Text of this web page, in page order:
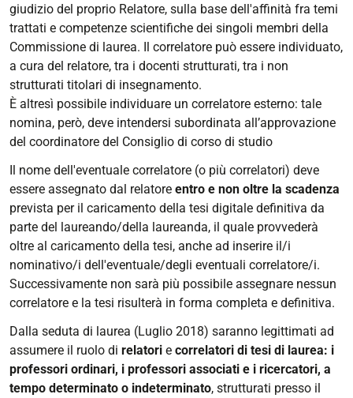
giudizio del proprio Relatore, sulla base dell'affinità fra temi
trattati e competenze scientifiche dei singoli membri della
Commissione di laurea. Il correlatore può essere individuato,
a cura del relatore, tra i docenti strutturati, tra i non
strutturati titolari di insegnamento.
È altresì possibile individuare un correlatore esterno: tale
nomina, però, deve intendersi subordinata all’approvazione
del coordinatore del Consiglio di corso di studio
Il nome dell'eventuale correlatore (o più correlatori) deve
essere assegnato dal relatore entro e non oltre la scadenza
prevista per il caricamento della tesi digitale definitiva da
parte del laureando/della laureanda, il quale provvederà
oltre al caricamento della tesi, anche ad inserire il/i
nominativo/i dell'eventuale/degli eventuali correlatore/i.
Successivamente non sarà più possibile assegnare nessun
correlatore e la tesi risulterà in forma completa e definitiva.
Dalla seduta di laurea (Luglio 2018) saranno legittimati ad
assumere il ruolo di relatori e correlatori di tesi di laurea: i
professori ordinari, i professori associati e i ricercatori, a
tempo determinato o indeterminato, strutturati presso il